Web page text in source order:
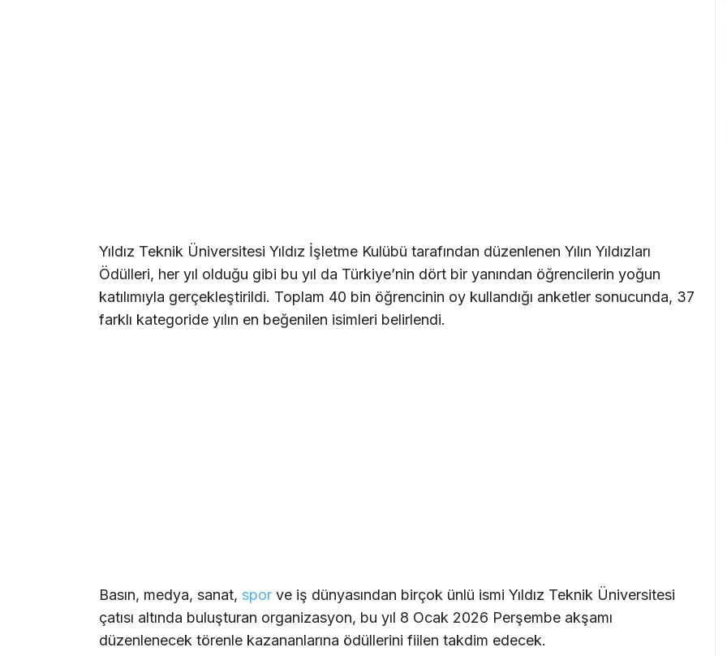
Yıldız Teknik Üniversitesi Yıldız İşletme Kulübü tarafından düzenlenen Yılın Yıldızları
Ödülleri, her yıl olduğu gibi bu yıl da Türkiye’nin dört bir yanından öğrencilerin yoğun
katılımıyla gerçekleştirildi. Toplam 40 bin öğrencinin oy kullandığı anketler sonucunda, 37
farklı kategoride yılın en beğenilen isimleri belirlendi.
Basın, medya, sanat, spor ve iş dünyasından birçok ünlü ismi Yıldız Teknik Üniversitesi
çatısı altında buluşturan organizasyon, bu yıl 8 Ocak 2026 Perşembe akşamı
düzenlenecek törenle kazananlarına ödüllerini fiilen takdim edecek.